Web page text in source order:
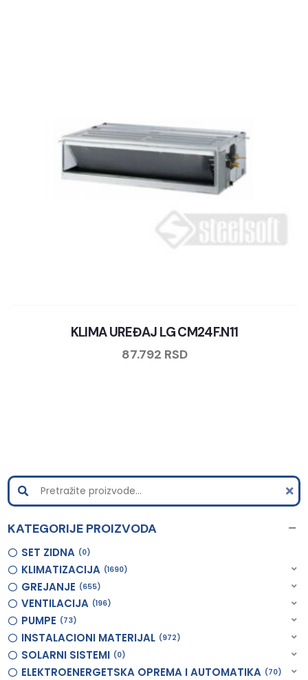
KLIMA UREĐAJ LG CM24F.N11
87.792 RSD
KATEGORIJE PROIZVODA
SET ZIDNA 0
KLIMATIZACIJA 1690
GREJANJE 655
VENTILACIJA 196
PUMPE 73
INSTALACIONI MATERIJAL 972
SOLARNI SISTEMI 0
ELEKTROENERGETSKA OPREMA I AUTOMATIKA 70